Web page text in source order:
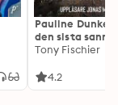
Pauline Dunker
den sista
Tony Fischier
4.2